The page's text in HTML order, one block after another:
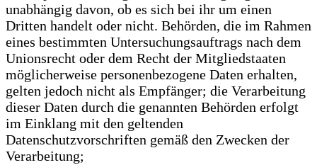
unabhängig davon, ob es sich bei ihr um einen
Dritten handelt oder nicht. Behörden, die im Rahmen
eines bestimmten Untersuchungsauftrags nach dem
Unionsrecht oder dem Recht der Mitgliedstaaten
möglicherweise personenbezogene Daten erhalten,
gelten jedoch nicht als Empfänger; die Verarbeitung
dieser Daten durch die genannten Behörden erfolgt
im Einklang mit den geltenden
Datenschutzvorschriften gemäß den Zwecken der
Verarbeitung;